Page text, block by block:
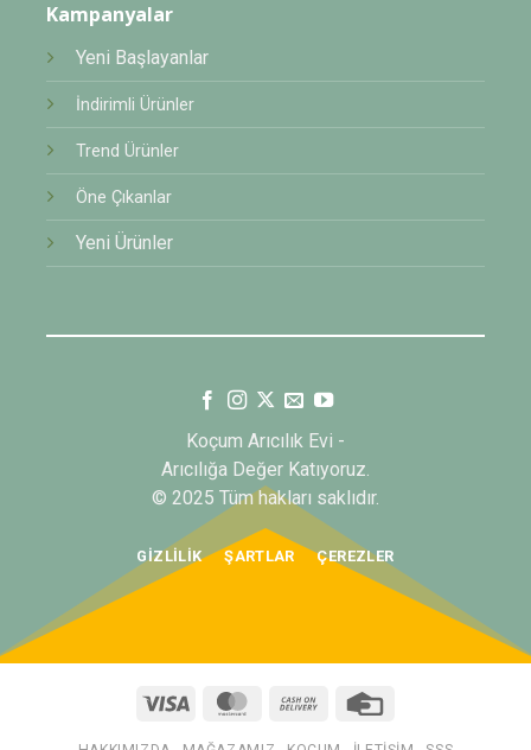
Kampanyalar
Yeni Başlayanlar
İndirimli Ürünler
Trend Ürünler
Öne Çıkanlar
Yeni Ürünler
Koçum Arıcılık Evi -
Arıcılığa Değer Katıyoruz.
© 2025 Tüm hakları saklıdır.
GIZLILIK ŞARTLAR ÇEREZLER
Visa MasterCardCash